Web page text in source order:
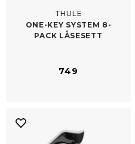
THULE
ONE-​KEY SYSTEM 8-
PACK LÅSESETT
749